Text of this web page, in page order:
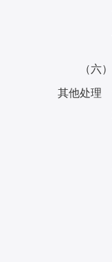
（六）
其他处理